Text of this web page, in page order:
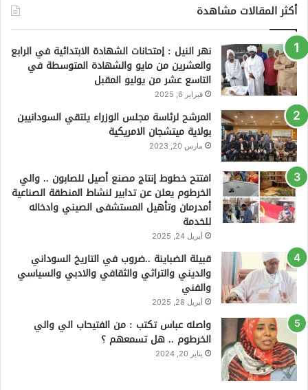
أكثر المقالات مشاهدة
نهر النيل : إمتحانات الشهادة الابتدائية في الرابع
والعشرين من مايو والشهادة المتوسطة في
التاسع عشر من يوليو المقبل
فبراير 6, 2025
المرشح لرئاسة مجلس الوزراء يلتقي السودانيين
بولاية ميتشجان الامريكية
مارس 20, 2023
افتتح خطوط إنتاج مصنع أصيل للصابون .. والي
الخرطوم يعلن عن تدابير لنشاط المنطقة الصناعية
أمدرمان وتأهيل المستشفى الصيني وادخاله
للخدمة
أبريل 24, 2025
قبيلة الضباينة ..ضروب في التاريخ السوداني
والديني والتراثي والثقافي والادبي والسياسي
والفني
أبريل 28, 2025
واصله عباس تكتب : من الفتيحاب الي والي
الخرطوم .. هل تسمعهم ؟
يناير 20, 2024